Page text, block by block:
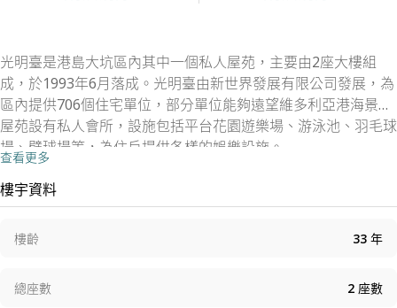
光明臺是港島大坑區內其中一個私人屋苑，主要由2座大樓組
成，於1993年6月落成。光明臺由新世界發展有限公司發展，為
區內提供706個住宅單位，部分單位能夠遠望維多利亞港海景。
屋苑設有私人會所，設施包括平台花園遊樂場、游泳池、羽毛球
場、壁球場等，為住戶提供各樣的娛樂設施。
查看更多
樓宇資料
樓齡 33 年
總座數 2 座數